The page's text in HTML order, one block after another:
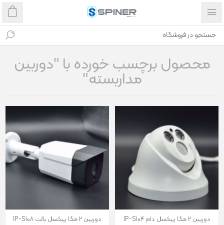
محصول برچسب خورده با "دوربین
مداربسته"
دوربین 2 مگا پیکسل دام IP-S104 دوربین 2 مگا پیکسل بالت IP-S108